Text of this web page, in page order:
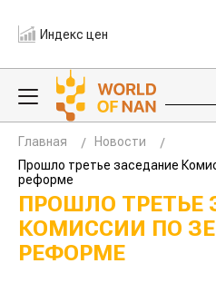
Индекс цен
Главная
Новости
Прошло третье заседание
реформе
ПРОШЛО ТРЕТЬЕ
КОМИССИИ ПО
РЕФОРМЕ